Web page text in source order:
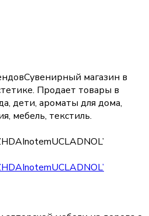
Сувенирный магазин в
Продает товары в
дети, ароматы для дома,
мебель, текстиль.
notemUCLADNOL’
notemUCLADNOL’